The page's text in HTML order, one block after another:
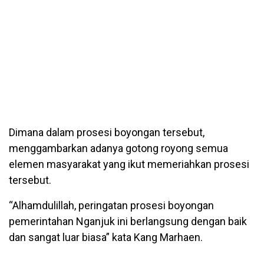
Dimana dalam prosesi boyongan tersebut,
menggambarkan adanya gotong royong semua
elemen masyarakat yang ikut memeriahkan prosesi
tersebut.
“Alhamdulillah, peringatan prosesi boyongan
pemerintahan Nganjuk ini berlangsung dengan baik
dan sangat luar biasa” kata Kang Marhaen.